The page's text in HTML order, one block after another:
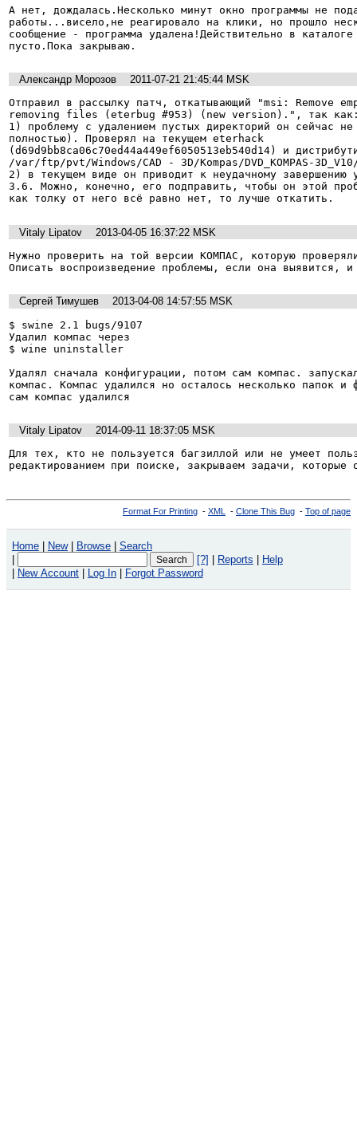
А нет, дождалась.Несколько минут окно программы не
работы...висело,не реагировало на клики, но прошло
сообщение - программа удалена!Действительно в
пусто.Пока закрываю.
Александр Морозов
2011-07-21 21:45:44 MSK
Отправил в рассылку патч, откатывающий "msi:
removing files (eterbug #953) (new version).", так
1) проблему с удалением пустых директорий он сейчас
полностью). Проверял на текущем eterhack
(d69d9bb8ca06c70ed44a449ef6050513eb540d14) и
/var/ftp/pvt/Windows/CAD - 3D/Kompas/DVD_KOMPAS-3D_V10/
2) в текущем виде он приводит к неудачному завершению
3.6. Можно, конечно, его подправить, чтобы он этой
как толку от него всё равно нет, то лучше откатить.
Vitaly Lipatov
2013-04-05 16:37:22 MSK
Нужно проверить на той версии КОМПАС, которую
Описать воспроизведение проблемы, если она выявится,
Сергей Тимушев
2013-04-08 14:57:55 MSK
$ swine 2.1 bugs/9107
Удалил компас через
$ wine uninstaller
Удалял сначала конфигурации, потом сам компас.
компас. Компас удалился но осталось несколько папок
сам компас удалился
Vitaly Lipatov
2014-09-11 18:37:05 MSK
Для тех, кто не пользуется багзиллой или не умеет
редактированием при поиске, закрываем задачи, которые
Format For Printing - XML - Clone This Bug - Top of page
Home New Browse
Search
[?] Reports
Help
New Account Log In Forgot Password